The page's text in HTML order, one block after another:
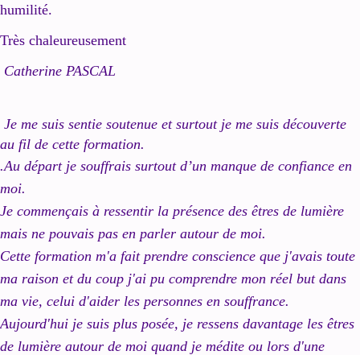
humilité.
Très chaleureusement
Catherine PASCAL
Je me suis sentie soutenue et surtout je me suis découverte
au fil de cette formation.
.Au départ je souffrais surtout d’un manque de confiance en
moi.
Je commençais à ressentir la présence des êtres de lumière
mais ne pouvais pas en parler autour de moi.
Cette formation m'a fait prendre conscience que j'avais toute
ma raison et du coup j'ai pu comprendre mon réel but dans
ma vie, celui d'aider les personnes en souffrance.
Aujourd'hui je suis plus posée, je ressens davantage les êtres
de lumière autour de moi quand je médite ou lors d'une